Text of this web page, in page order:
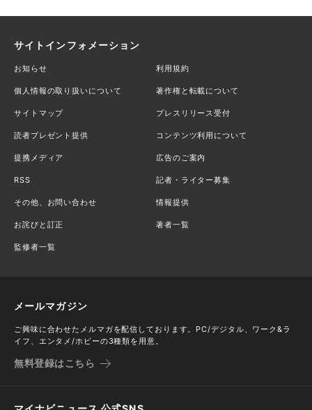
サイトインフォメーション
お知らせ 利用規約
個人情報の取り扱いについて 著作権と転載について
サイトマップ プレスリリース受付
読者プレゼント提供 コンテンツ利用について
提携メディア 広告のご案内
RSS 記者・ライター募集
その他、お問い合わせ 情報提供
お詫びと訂正 著者一覧
監修者一覧
メールマガジン
ご興味に合わせたメルマガを配信しております。PC/デジタル、ワーク&ラ
イフ、エンタメ/ホビーの3種類を用意。
無料登録はこちら